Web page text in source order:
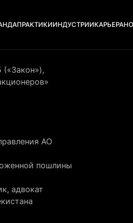
ПРАКТИКИИНДУСТРИИКАРЬЕРА
(«Закон»),
АО
пошлины
адвокат